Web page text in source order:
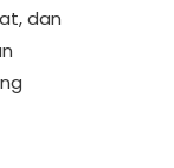
dan